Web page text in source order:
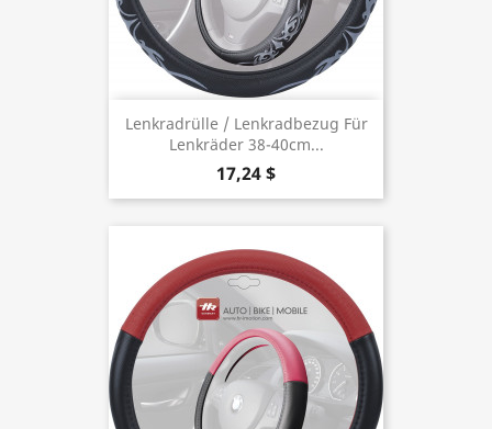
Lenkradrülle / Lenkradbezug Für
Lenkräder 38-40cm...
17,24 $